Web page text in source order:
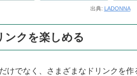
出典: LADONNA
ンクを楽しめる
けでなく、さまざまなドリンクを